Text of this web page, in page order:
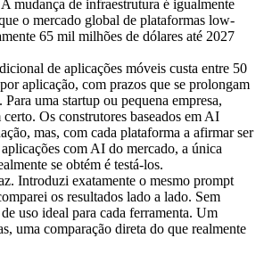
mudança de infraestrutura é igualmente
o mercado global de plataformas low-
65 mil milhões de dólares até 2027
de aplicações móveis custa entre 50
aplicação, com prazos que se prolongam
Para uma startup ou pequena empresa,
certo. Os construtores baseados em AI
mas, com cada plataforma a afirmar ser
com AI do mercado, a única
se obtém é testá-los.
Introduzi exatamente o mesmo prompt
os resultados lado a lado. Sem
uso ideal para cada ferramenta. Um
uma comparação direta do que realmente